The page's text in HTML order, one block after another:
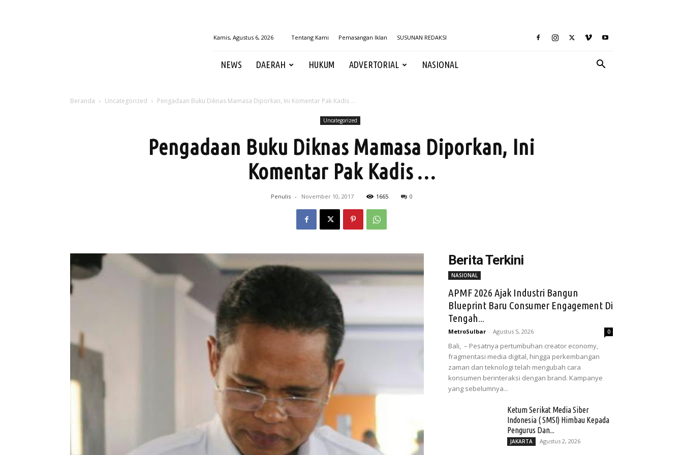
Kamis, Agustus 6, 2026 Tentang Kami Pemasangan Iklan SUSUNAN REDAKSI
NEWS DAERAH HUKUM ADVERTORIAL NASIONAL
Beranda Uncategorized Pengadaan Buku Diknas Mamasa Diporkan, Ini Komentar Pak Kadis …
Uncategorized
Pengadaan Buku Diknas Mamasa Diporkan, Ini
Komentar Pak Kadis …
Penulis - November 10, 2017 1665 0
Berita Terkini
NASIONAL
APMF 2026 Ajak Industri Bangun
Blueprint Baru Consumer Engagement Di
Tengah...
MetroSulbar - Agustus 5, 2026 0
Bali, – Pesatnya pertumbuhan creator economy,
fragmentasi media digital, hingga perkembangan
zaman dan teknologi telah mengubah cara
konsumen berinteraksi dengan brand. Kampanye
yang sebelumnya...
Ketum Serikat Media Siber
Indonesia ( SMSI) Himbau Kepada
Pengurus Dan...
JAKARTA Agustus 2, 2026